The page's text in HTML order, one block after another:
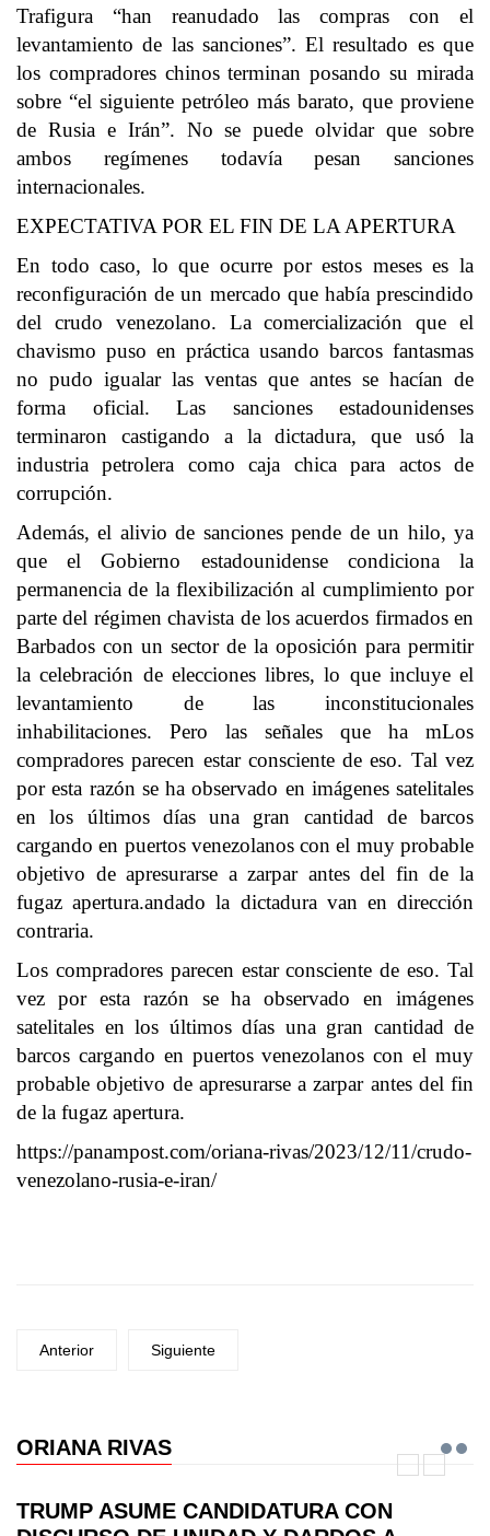
Trafigura “han reanudado las compras con el
levantamiento de las sanciones”. El resultado es que
los compradores chinos terminan posando su mirada
sobre “el siguiente petróleo más barato, que proviene
de Rusia e Irán”. No se puede olvidar que sobre
ambos regímenes todavía pesan sanciones
internacionales.
EXPECTATIVA POR EL FIN DE LA APERTURA
En todo caso, lo que ocurre por estos meses es la
reconfiguración de un mercado que había prescindido
del crudo venezolano. La comercialización que el
chavismo puso en práctica usando barcos fantasmas
no pudo igualar las ventas que antes se hacían de
forma oficial. Las sanciones estadounidenses
terminaron castigando a la dictadura, que usó la
industria petrolera como caja chica para actos de
corrupción.
Además, el alivio de sanciones pende de un hilo, ya
que el Gobierno estadounidense condiciona la
permanencia de la flexibilización al cumplimiento por
parte del régimen chavista de los acuerdos firmados en
Barbados con un sector de la oposición para permitir
la celebración de elecciones libres, lo que incluye el
levantamiento de las inconstitucionales
inhabilitaciones. Pero las señales que ha mLos
compradores parecen estar consciente de eso. Tal vez
por esta razón se ha observado en imágenes satelitales
en los últimos días una gran cantidad de barcos
cargando en puertos venezolanos con el muy probable
objetivo de apresurarse a zarpar antes del fin de la
fugaz apertura.andado la dictadura van en dirección
contraria.
Los compradores parecen estar consciente de eso. Tal
vez por esta razón se ha observado en imágenes
satelitales en los últimos días una gran cantidad de
barcos cargando en puertos venezolanos con el muy
probable objetivo de apresurarse a zarpar antes del fin
de la fugaz apertura.
https://panampost.com/oriana-rivas/2023/12/11/crudo-
venezolano-rusia-e-iran/
Anterior Siguiente
ORIANA RIVAS
TRUMP ASUME CANDIDATURA CON